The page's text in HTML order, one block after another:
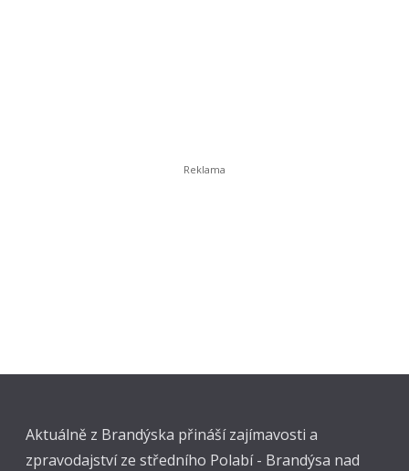
Aktuálně z Brandýska přináší zajímavosti a
zpravodajství ze středního Polabí - Brandýsa nad